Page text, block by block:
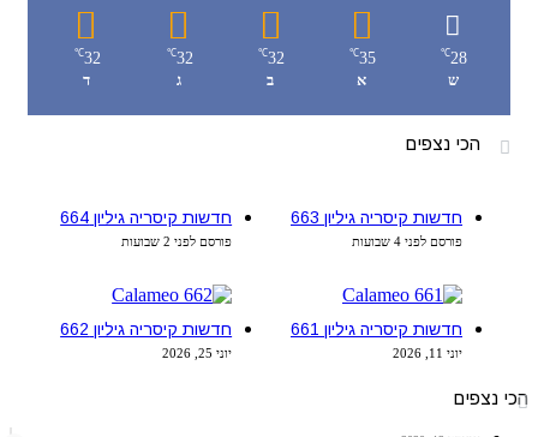
28
℃
ש
35
℃
א
32
℃
ב
32
℃
ג
32
℃
ד
הכי נצפים
חדשות קיסריה גיליון 664
פורסם לפני 2 שבועות
חדשות קיסריה גיליון 663
פורסם לפני 4 שבועות
חדשות קיסריה גיליון 662
יוני 25, 2026
חדשות קיסריה גיליון 661
יוני 11, 2026
הכי נצפים